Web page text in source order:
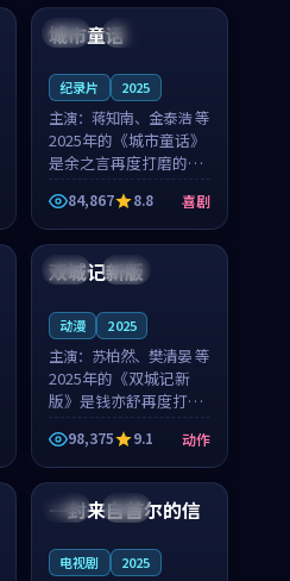
美国 院线
城市童话
纪录片 2025
主演： 蒋知南、金泰浩 等
2025年的《城市童话》
是余之言再度打磨的喜
剧佳作。美国的取景与
历史战争的氛围相互成
就，蒋知南与金泰浩的
对手戏自然克制，让整
部影片在悬念与温度
84,867 8.8 喜剧
中国 独播
双城记新版
动漫 2025
主演： 苏柏然、樊清晏 等
2025年的《双城记新
版》是钱亦舒再度打磨
的动作佳作。中国大陆
的取景与沙漠探险的氛
围相互成就，苏柏然与
樊清晏的对手戏自然克
制，让整部影片在悬念
98,375 9.1 动作
韩国 热播
一封来自首尔的信
电视剧 2025